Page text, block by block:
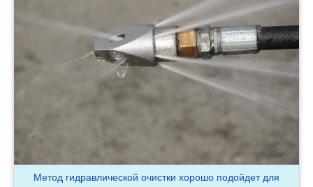
Метод гидравлической очистки хорошо подойдет для